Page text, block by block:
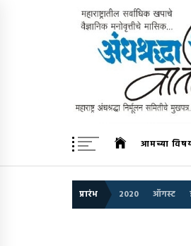
अंधश्रद्धाआमच्या
प्रारंभ 2020 ऑगस्ट